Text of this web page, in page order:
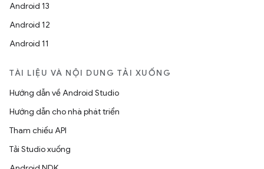
Android 13
Android 12
Android 11
TÀI LIỆU VÀ NỘI DUNG TẢI XUỐNG
Hướng dẫn về Android Studio
Hướng dẫn cho nhà phát triển
Tham chiếu API
Tải Studio xuống